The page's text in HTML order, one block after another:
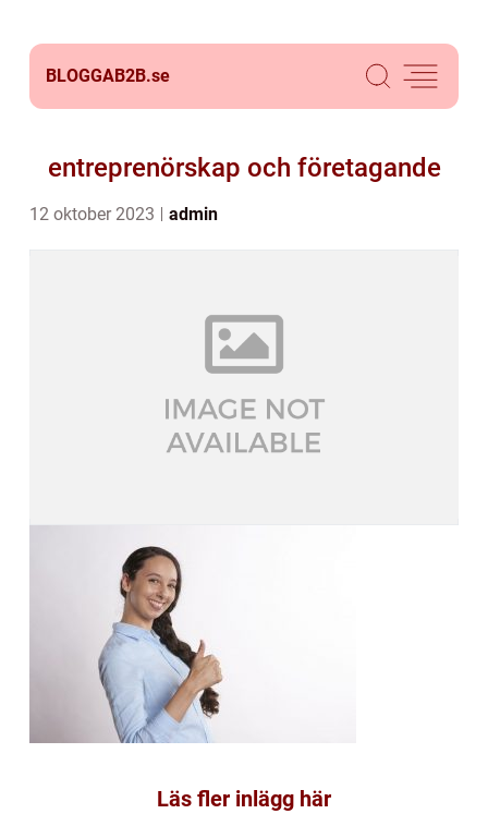
BLOGGAB2B.se
entreprenörskap och företagande
12 oktober 2023 admin
Läs fler inlägg här